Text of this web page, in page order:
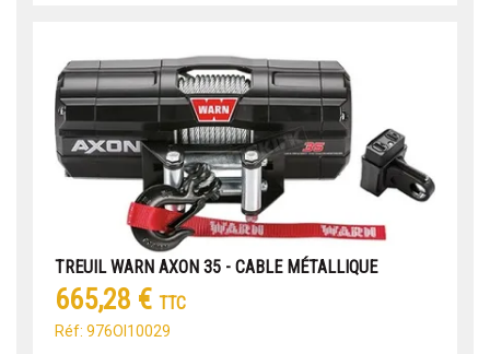
TREUIL WARN AXON 35 - CABLE MÉTALLIQUE
665,28 € TTC
Réf: 976OI10029